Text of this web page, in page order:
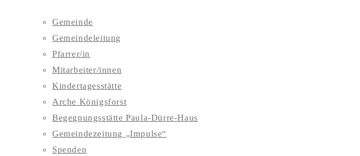
Gemeinde
Gemeindeleitung
Pfarrer/in
Mitarbeiter/innen
Kindertagesstätte
Arche Königsforst
Begegnungsstätte Paula-Dürre-Haus
Gemeindezeitung „Impulse“
Spenden